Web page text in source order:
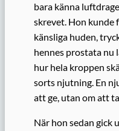
bara känna
skrevet. Hon kunde
känsliga huden,
hennes prostata nu
hur hela kroppen
sorts njutning. En
att ge, utan om att
När hon sedan gick